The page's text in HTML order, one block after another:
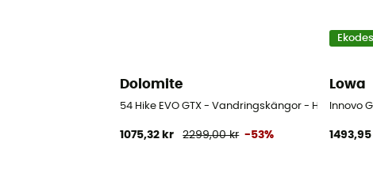
Dolomite
54 Hike EVO GTX - Vandringskängor - Herr
1075,32 kr 2299,00 kr -53%
Lowa
Innovo